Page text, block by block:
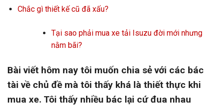
Chắc gì thiết kế cũ đã xấu?
Tại sao phải mua xe tải Isuzu đời mới nhưng
nằm bãi?
Bài viết hôm nay tôi muốn chia sẻ với các bác
tài về chủ đề mà tôi thấy khá là thiết thực khi
mua xe. Tôi thấy nhiều bác lại cứ đua nhau